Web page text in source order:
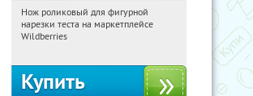
16:55:09 Получили:
Россия
Нож роликовый для фигурной
нарезки теста на маркетплейсе
Wildberries
Купить